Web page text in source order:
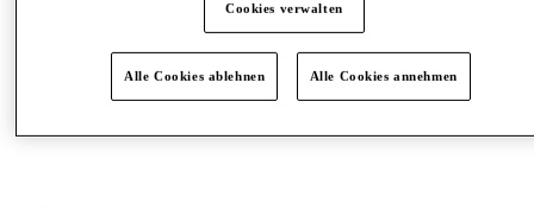
Cookies verwalten
Alle Cookies ablehnen Alle Cookies annehmen